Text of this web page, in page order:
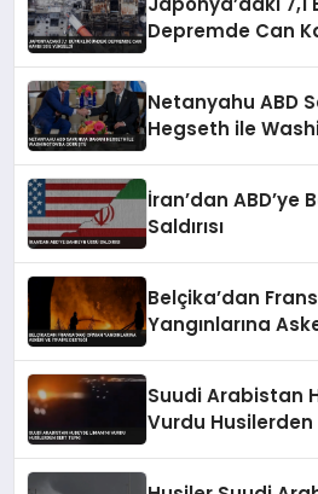
Depremde Can
Netanyahu ABD
Hegseth ile
İran’dan ABD’ye
Saldırısı
Belçika’dan
Yangınlarına
Suudi Arabistan
Vurdu